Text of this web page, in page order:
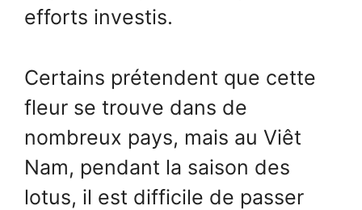
efforts investis.
Certains prétendent que cette
fleur se trouve dans de
nombreux pays, mais au Viêt
Nam, pendant la saison des
lotus, il est difficile de passer